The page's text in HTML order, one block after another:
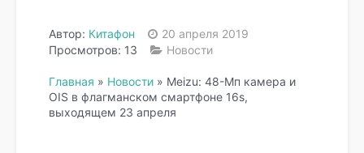
Автор: Китафон
20 апреля 2019
Просмотров: 13
Новости
Главная » Новости » Meizu: 48-Мп камера и
OIS в флагманском смартфоне 16s,
выходящем 23 апреля